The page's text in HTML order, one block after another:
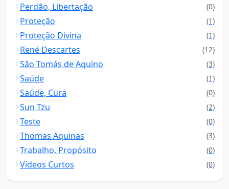
Perdão, Libertação (0)
Proteção (1)
Proteção Divina (1)
René Descartes (12)
São Tomás de Aquino (3)
Saúde (1)
Saúde, Cura (0)
Sun Tzu (2)
Teste (0)
Thomas Aquinas (3)
Trabalho, Propósito (0)
Vídeos Curtos (0)